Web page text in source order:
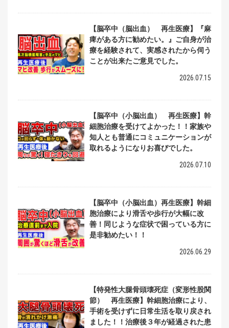
【脳卒中（脳出血） 再生医療】『麻
痺がある方に勧めたい。』ご自身が治
療を経験されて、実感されたから伺う
ことが出来たご意見でした。
2026.07.15
【脳卒中（小脳出血） 再生医療】幹
細胞治療を受けてよかった！！家族や
知人とも普通にコミュニケーションが
取れるようになりお喜びでした。
2026.07.10
【脳卒中（小脳出血）再生医療】幹細
胞治療により滑舌や歩行が大幅に改
善！同じような症状で困っている方に
是非勧めたい！！
2026.06.29
【特発性大腿骨頭壊死症（変形性股関
節） 再生医療】幹細胞治療により、
手術を受けずに日常生活を取り戻され
ました！！治療後３年が経過された患